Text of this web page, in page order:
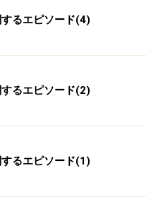
るエピソード(4)
るエピソード(2)
るエピソード(1)